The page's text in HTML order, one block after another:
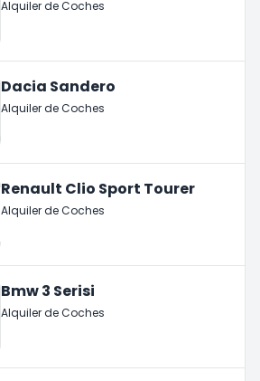
Alquiler de Coches
Dacia Sandero
Alquiler de Coches
Renault Clio Sport Tourer
Alquiler de Coches
Bmw 3 Serisi
Alquiler de Coches